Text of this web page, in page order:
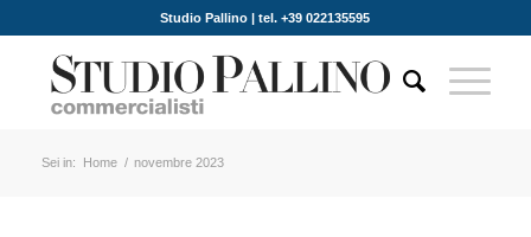
Studio Pallino | tel. +39 022135595
Sei in: Home / novembre 2023